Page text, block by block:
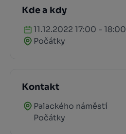
Kde a kdy
11.12.2022 17:00 - 18:00
Počátky
Kontakt
Palackého náměstí
Počátky